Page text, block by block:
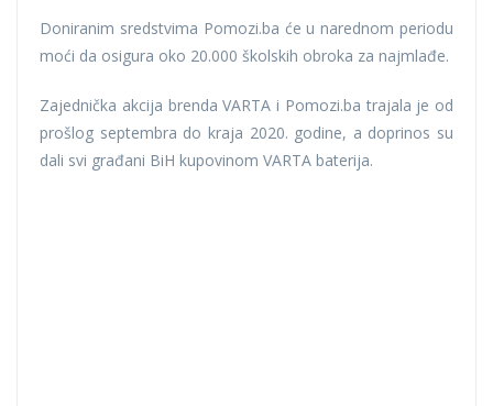
Doniranim sredstvima Pomozi.ba će u narednom periodu
moći da osigura oko 20.000 školskih obroka za najmlađe.
Zajednička akcija brenda VARTA i Pomozi.ba trajala je od
prošlog septembra do kraja 2020. godine, a doprinos su
dali svi građani BiH kupovinom VARTA baterija.